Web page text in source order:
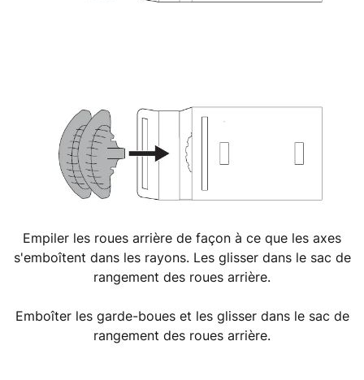
Empiler les roues arrière de façon à ce que les axes
s'emboîtent dans les rayons. Les glisser dans le sac de
rangement des roues arrière.
Emboîter les garde-boues et les glisser dans le sac de
rangement des roues arrière.